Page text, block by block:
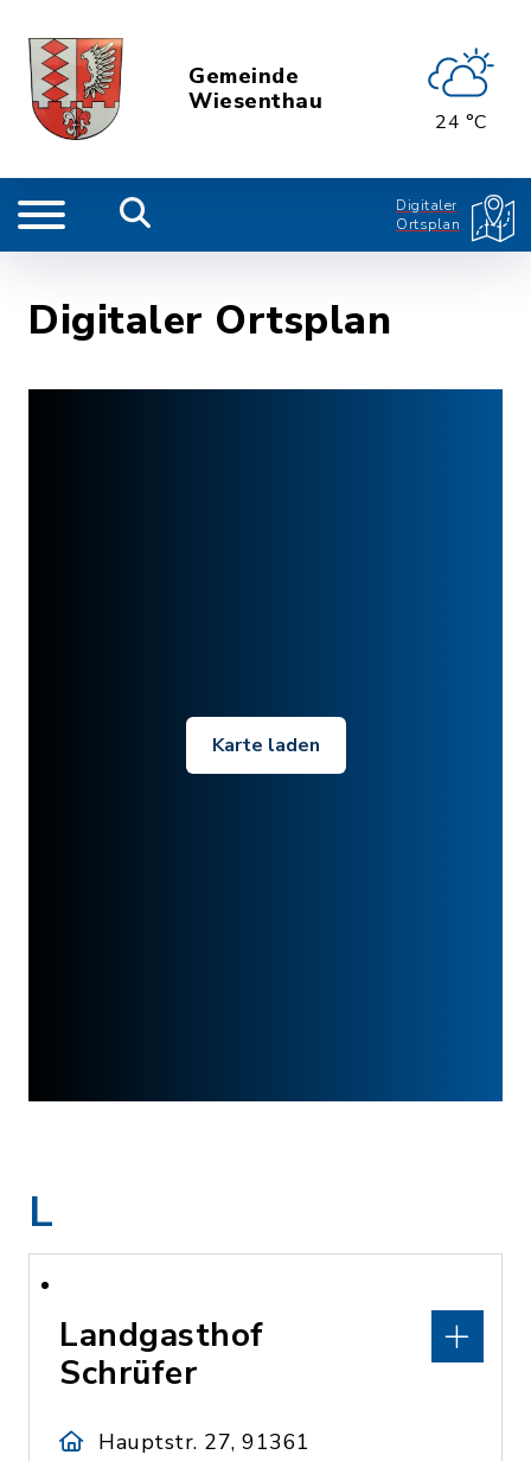
Gemeinde
Wiesenthau
24 °C
Digitaler
Ortsplan
Digitaler Ortsplan
Karte laden
L
Landgasthof
Schrüfer
Hauptstr. 27, 91361